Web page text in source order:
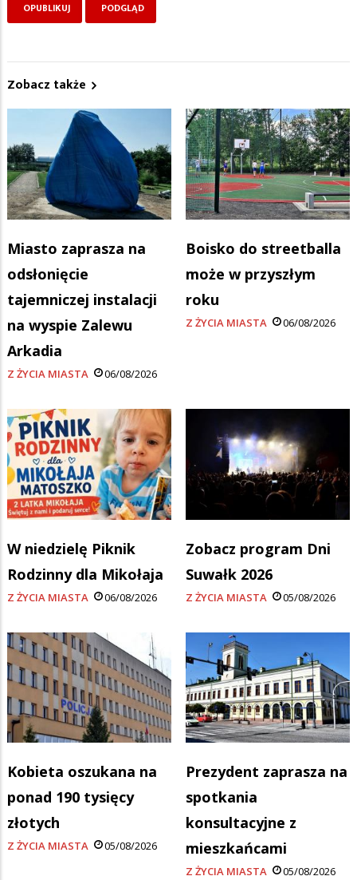
Zobacz także
Miasto zaprasza na
odsłonięcie
tajemniczej instalacji
na wyspie Zalewu
Arkadia
Z ŻYCIA MIASTA 06/08/2026
Boisko do streetballa
może w przyszłym
roku
Z ŻYCIA MIASTA 06/08/2026
W niedzielę Piknik
Rodzinny dla Mikołaja
Z ŻYCIA MIASTA 06/08/2026
Zobacz program Dni
Suwałk 2026
Z ŻYCIA MIASTA 05/08/2026
Kobieta oszukana na
ponad 190 tysięcy
złotych
Z ŻYCIA MIASTA 05/08/2026
Prezydent zaprasza na
spotkania
konsultacyjne z
mieszkańcami
Z ŻYCIA MIASTA 05/08/2026